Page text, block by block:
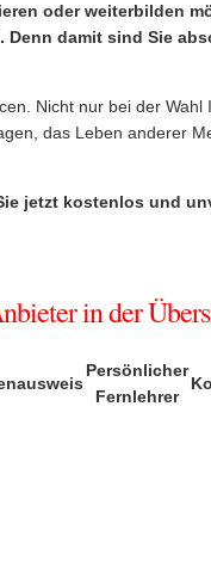
oder weiterbilden
Denn damit sind Sie
Nicht nur bei der Wahl
das Leben anderer
jetzt kostenlos und
in der
Persönlicher
Fernlehrer